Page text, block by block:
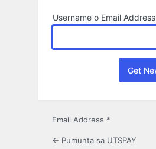
Username o Email Address
Email Address *
← Pumunta sa UTSPAY